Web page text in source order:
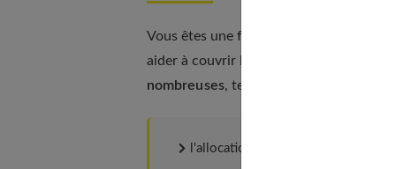
Vous êtes une famille nombreuse ? Il
aider à couvrir les frais liés à votre
nombreuses, telles que :
l'allocation de soutien familial (ASF),